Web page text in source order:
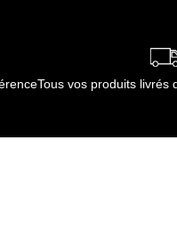
0.10 g
Tous vos produits livrés